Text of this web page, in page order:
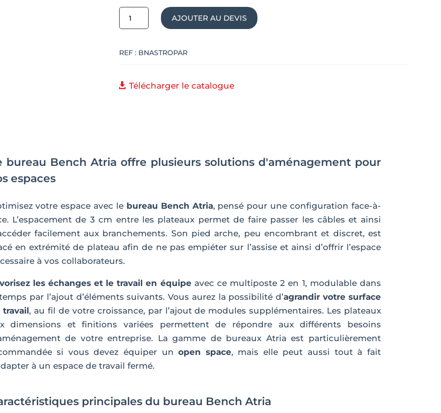
quantité
de
Bench
pieds
AJOUTER AU DEVIS
REF : BNASTROPAR
Télécharger le catalogue
bureau Bench Atria offre plusieurs solutions d'aménagement pour
espaces
votre espace avec le bureau Bench Atria, pensé pour une configuration face-à-
L’espacement de 3 cm entre les plateaux permet de faire passer les câbles et ainsi
facilement aux branchements. Son pied arche, peu encombrant et discret, est
en extrémité de plateau afin de ne pas empiéter sur l’assise et ainsi d’offrir l’espace
à vos collaborateurs.
les échanges et le travail en équipeavec ce multiposte 2 en 1, modulable dans
par l’ajout d’éléments suivants. Vous aurez la possibilité d’agrandir votre surface
travail, au fil de votre croissance, par l’ajout de modules supplémentaires. Les plateaux
dimensions et finitions variées permettent de répondre aux différents besoins
de votre entreprise. La gamme de bureaux Atria est particulièrement
si vous devez équiper unopen space, mais elle peut aussi tout à fait
à un espace de travail fermé.
principales du bureau Bench Atria